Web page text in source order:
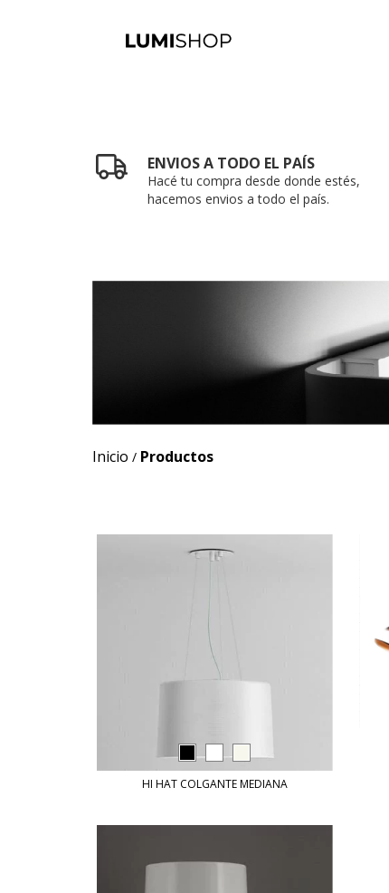
ENVIOS A TODO EL PAÍS
Hacé tu compra desde donde estés,
hacemos envios a todo el país.
Inicio / Productos
HI HAT COLGANTE MEDIANA